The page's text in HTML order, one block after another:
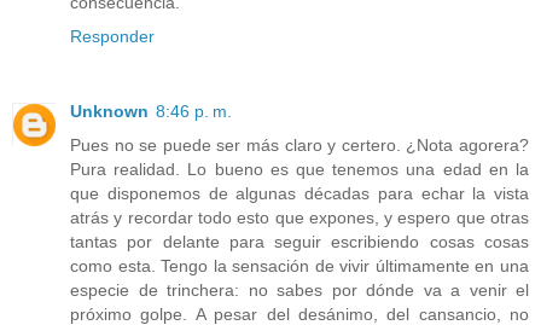
Responder
Unknown 8:46 p. m.
Pues no se puede ser más claro y certero. ¿Nota agorera?
Pura realidad. Lo bueno es que tenemos una edad en la
que disponemos de algunas décadas para echar la vista
atrás y recordar todo esto que expones, y espero que otras
tantas por delante para seguir escribiendo cosas cosas
como esta. Tengo la sensación de vivir últimamente en una
especie de trinchera: no sabes por dónde va a venir el
próximo golpe. A pesar del desánimo, del cansancio, no